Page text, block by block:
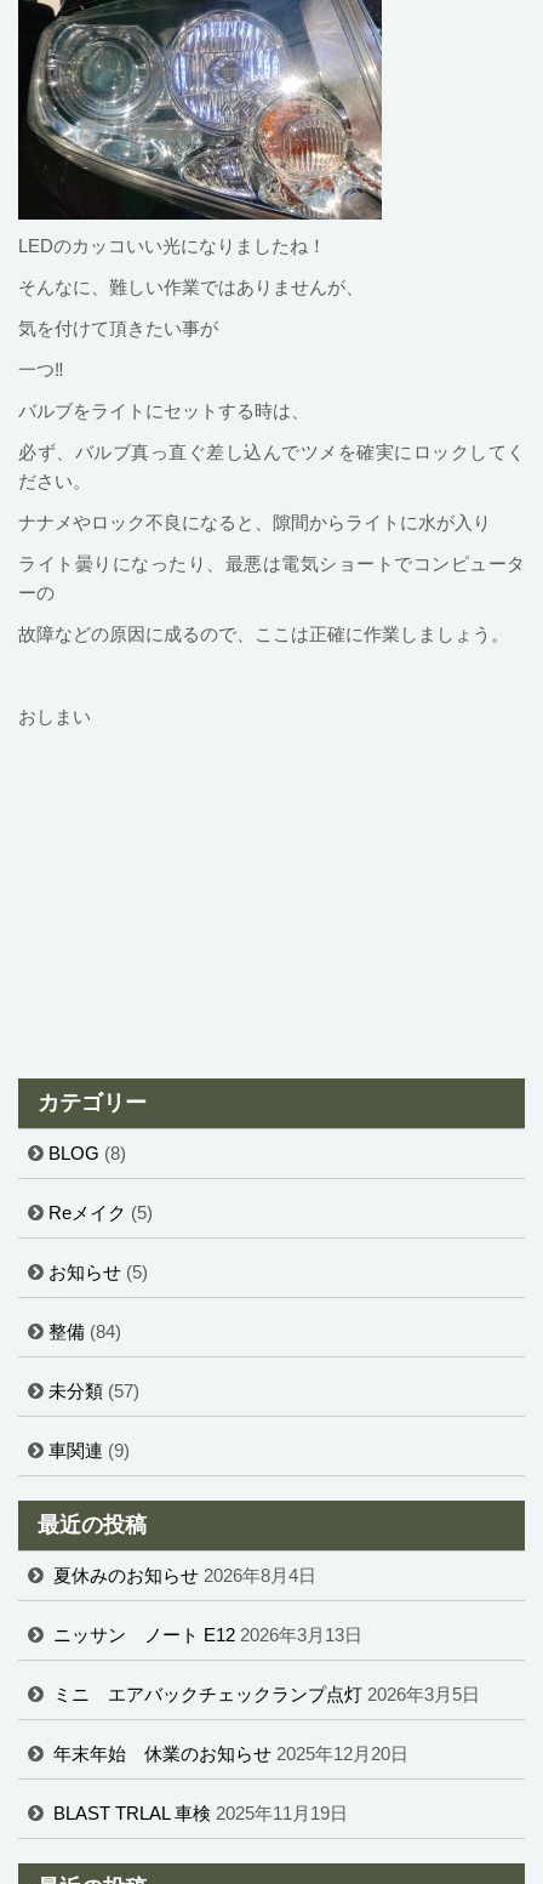
LEDのカッコいい光になりましたね！
そんなに、難しい作業ではありませんが、
気を付けて頂きたい事が
一つ‼
バルブをライトにセットする時は、
必ず、バルブ真っ直ぐ差し込んでツメを確実にロックしてく
ださい。
ナナメやロック不良になると、隙間からライトに水が入り
ライト曇りになったり、最悪は電気ショートでコンピュータ
ーの
故障などの原因に成るので、ここは正確に作業しましょう。
おしまい
カテゴリー
BLOG (8)
Reメイク (5)
お知らせ (5)
整備 (84)
未分類 (57)
車関連 (9)
最近の投稿
夏休みのお知らせ 2026年8月4日
ニッサン ノート E12 2026年3月13日
ミニ エアバックチェックランプ点灯 2026年3月5日
年末年始 休業のお知らせ 2025年12月20日
BLAST TRLAL 車検 2025年11月19日